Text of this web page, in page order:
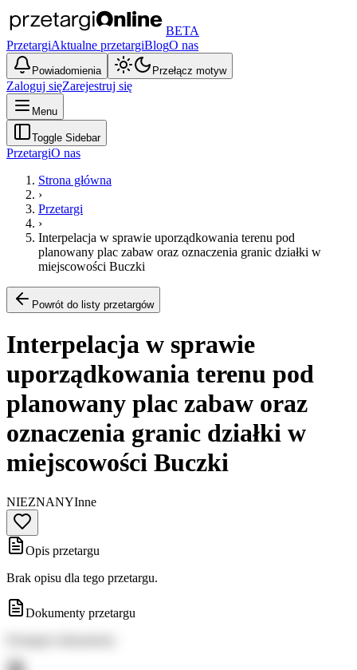
BETA
PrzetargiAktualne przetargiBlogO nas
Powiadomienia Przełącz motyw
Zaloguj sięZarejestruj się
Menu
Toggle Sidebar
PrzetargiO nas
Strona główna
›
Przetargi
›
Interpelacja w sprawie uporządkowania terenu pod
planowany plac zabaw oraz oznaczenia granic działki w
miejscowości Buczki
Powrót do listy przetargów
Interpelacja w sprawie
uporządkowania terenu pod
planowany plac zabaw oraz
oznaczenia granic działki w
miejscowości Buczki
NIEZNANYInne
Opis przetargu
Brak opisu dla tego przetargu.
Dokumenty przetargu